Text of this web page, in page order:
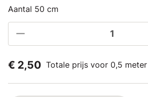
Aantal 50 cm
€ 2,50 Totale prijs voor 0,5 meter